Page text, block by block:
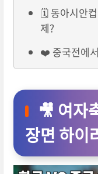
🗓️ 동아시안
제?
❤️ 중국전에
🎥 여자
장면 하이